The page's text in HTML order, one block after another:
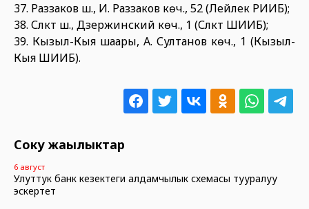
37. Раззаков ш., И. Раззаков көч., 52 (Лейлек РИИБ);
38. Сүлүктү ш., Дзержинский көч., 1 (Сүлүктү ШИИБ);
39. Кызыл-Кыя шаары, А. Султанов көч., 1 (Кызыл-
Кыя ШИИБ).
Соңку жаңылыктар
6 август
Улуттук банк кезектеги алдамчылык схемасы тууралуу
эскертет